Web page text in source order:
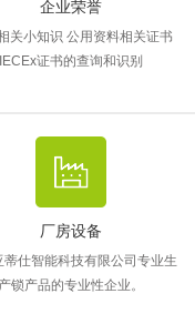
企业荣誉
关小知识 公用资料相关证书
IECEx证书的查询和识别
厂房设备
蒂仕智能科技有限公司专业生
产锁产品的专业性企业。